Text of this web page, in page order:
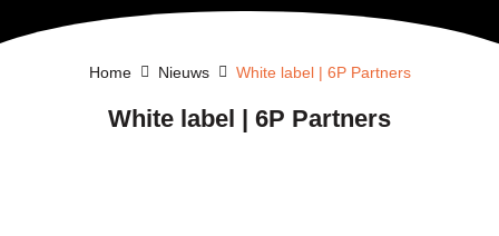
Home Nieuws White label | 6P Partners
White label | 6P Partners